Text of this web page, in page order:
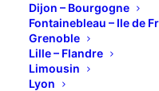
Dijon – Bourgogne
Fontainebleau – Ile de
Grenoble
Lille – Flandre
Limousin
Lyon